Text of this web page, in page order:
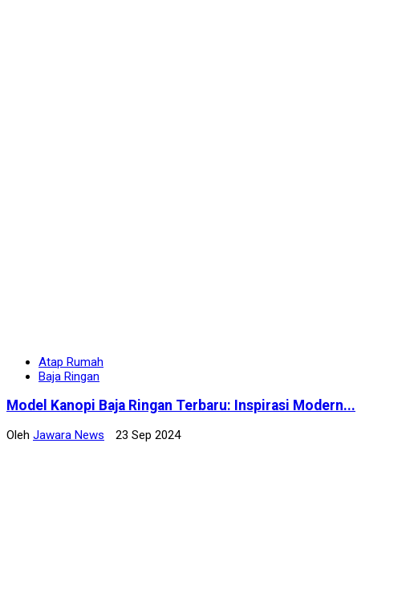
Atap Rumah
Baja Ringan
Model Kanopi Baja Ringan Terbaru: Inspirasi Modern...
Oleh Jawara News 23 Sep 2024